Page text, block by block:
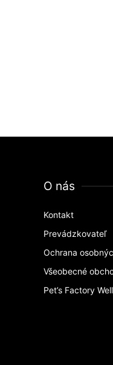
O nás
Kontakt
Prevádzkovateľ
Ochrana
Všeobecné
Pet’s Factory